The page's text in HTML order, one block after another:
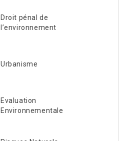
Droit pénal de
l’environnement
Urbanisme
Evaluation
Environnementale